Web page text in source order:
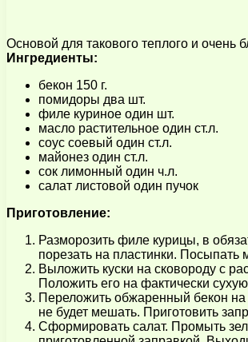
Основой для такового теплого и очень
Ингредиенты:
бекон 150 г.
помидоры два шт.
филе куриное один шт.
масло растительное один ст.л.
соус соевый один ст.л.
майонез один ст.л.
сок лимонный один ч.л.
салат листовой один пучок
Приготовление:
Разморозить филе курицы, в
порезать на пластинки.
Выложить куски на сковороду с
Положить его на фактически
Переложить обжаренный бекон
не будет мешать. Приготовить
Сформировать салат. Промыть